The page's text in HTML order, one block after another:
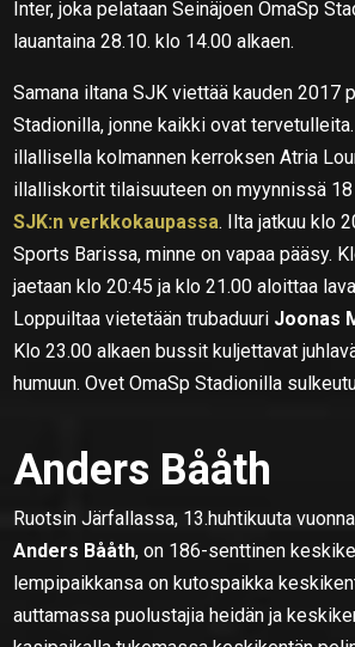
Inter, joka pelataan Seinäjoen OmaSp
lauantaina 28.10. klo 14.00 alkaen.
Samana iltana SJK viettää kauden 2017
Stadionilla, jonne kaikki ovat
illallisella kolmannen kerroksen Atria
illalliskortit tilaisuuteen on myynnissä 18
SJK:n verkkokaupassa. Ilta jatkuu klo
Sports Barissa, minne on vapaa pääsy.
jaetaan klo 20:45 ja klo 21.00 aloittaa
Loppuiltaa vietetään trubaduuri Joonas
Klo 23.00 alkaen bussit kuljettavat
humuun. Ovet OmaSp Stadionilla
Anders Bååth
Ruotsin Järfallassa, 13.huhtikuuta
Anders Bååth, on 186-senttinen
lempipaikkansa on kutospaikka
auttamassa puolustajia heidän ja